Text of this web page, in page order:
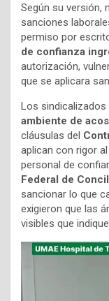
Según su versión,
sanciones
permiso por
de confianza
autorización,
que se aplicara
Los
ambiente de
cláusulas del
aplican con rigor
personal de
Federal de
sancionar lo que
exigieron que las
visibles que